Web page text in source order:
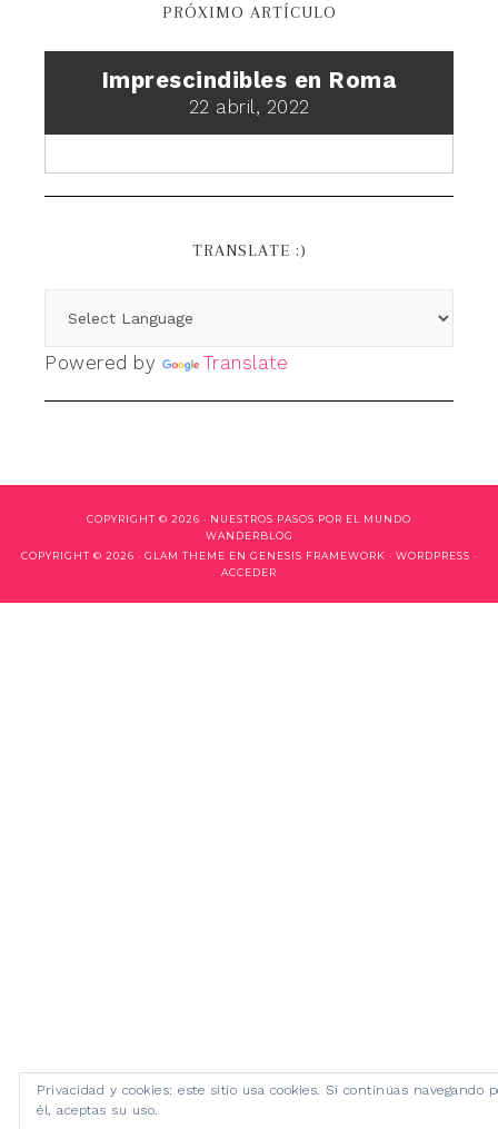
PRÓXIMO ARTÍCULO
Imprescindibles en Roma
22 abril, 2022
TRANSLATE :)
Powered by Translate
COPYRIGHT © 2026 · NUESTROS PASOS POR EL MUNDO
WANDERBLOG
COPYRIGHT © 2026 · GLAM THEME EN GENESIS FRAMEWORK · WORDPRESS ·
ACCEDER
Privacidad y cookies: este sitio usa cookies. Si continúas navegando
él, aceptas su uso.